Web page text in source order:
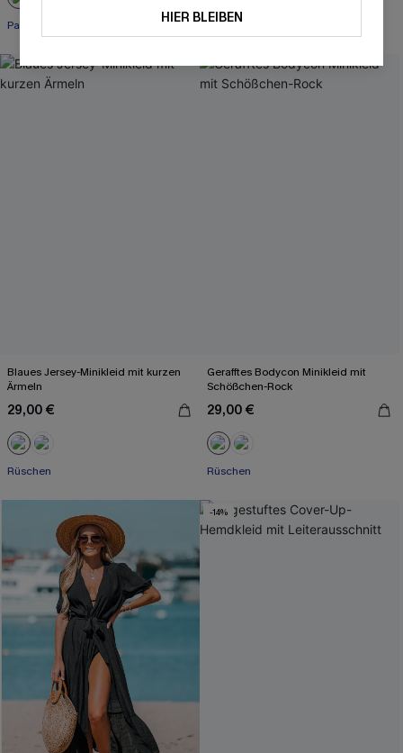
Paisley
Blaues Jersey-Minikleid mit kurzen
Ärmeln
29,00 €
Rüschen
Gerafftes Bodycon Minikleid mit
Schößchen-Rock
29,00 €
Rüschen
-14%
HIER BLEIBEN